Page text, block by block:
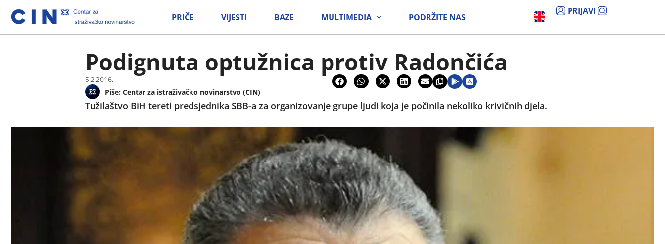
PRIČE VIJESTI BAZE MULTIMEDIA PODRŽITE NAS
PRIJAVI
Podignuta optužnica protiv Radončića
5.2.2016.
Piše: Centar za istraživačko novinarstvo (CIN)
Tužilaštvo BiH tereti predsjednika SBB-a za organizovanje grupe ljudi koja je počinila nekoliko krivičnih djela.